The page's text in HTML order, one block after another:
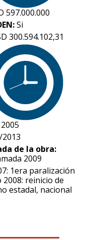
597.000.000
Si
300.594.102,31
2005
de la obra:
2009
1era paralización
reinicio de
estadal, nacional